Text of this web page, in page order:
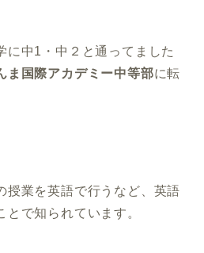
に中1・中２と通ってました
ま国際アカデミー中等部に転
授業を英語で行うなど、英語
で知られています。